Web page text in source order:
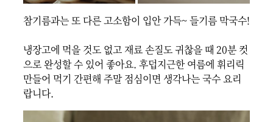
참기름과는 또 다른 고소함이 입안 가득~ 들기름 막국수!
냉장고에 먹을 것도 없고 재료 손질도 귀찮을 때 20분 컷
으로 완성할 수 있어 좋아요. 후덥지근한 여름에 휘리릭
만들어 먹기 간편해 주말 점심이면 생각나는 국수 요리
랍니다.